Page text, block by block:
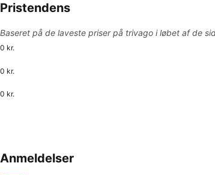
Pristendens
Baseret på de laveste priser på trivago i løbet af de
0 kr.
0 kr.
0 kr.
Anmeldelser